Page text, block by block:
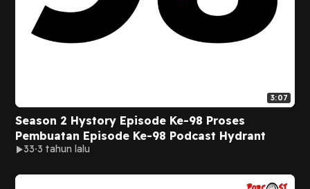
3:07
Season 2 Hystory Episode Ke-98 Proses
Pembuatan Episode Ke-98 Podcast Hydrant
33 3 tahun lalu